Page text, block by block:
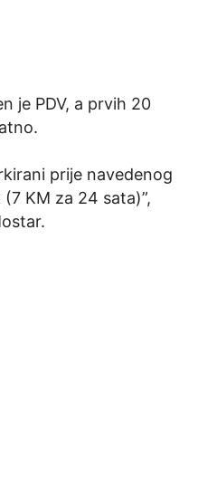
je PDV, a prvih 20
prije navedenog
KM za 24 sata)”,